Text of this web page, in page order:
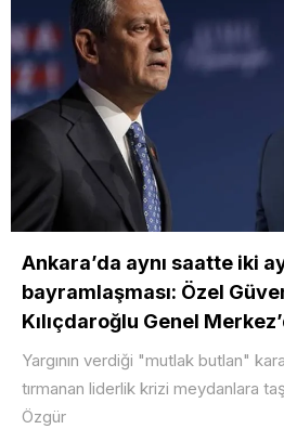
Ankara’da aynı saatte iki
bayramlaşması: Özel
Kılıçdaroğlu Genel
Yargının verdiği "mutlak butlan"
tırmanan liderlik krizi meydanlara
Özgür